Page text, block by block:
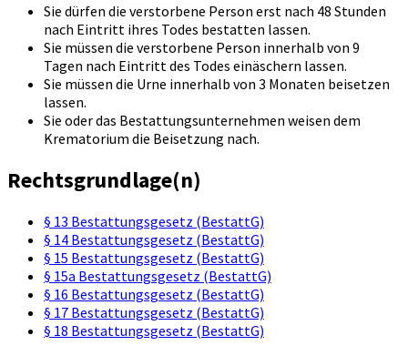
Sie dürfen die verstorbene Person erst nach 48 Stunden
nach Eintritt ihres Todes bestatten lassen.
Sie müssen die verstorbene Person innerhalb von 9
Tagen nach Eintritt des Todes einäschern lassen.
Sie müssen die Urne innerhalb von 3 Monaten beisetzen
lassen.
Sie oder das Bestattungsunternehmen weisen dem
Krematorium die Beisetzung nach.
Rechtsgrundlage(n)
§ 13 Bestattungsgesetz (BestattG)
§ 14 Bestattungsgesetz (BestattG)
§ 15 Bestattungsgesetz (BestattG)
§ 15a Bestattungsgesetz (BestattG)
§ 16 Bestattungsgesetz (BestattG)
§ 17 Bestattungsgesetz (BestattG)
§ 18 Bestattungsgesetz (BestattG)